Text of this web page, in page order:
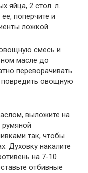
яйца, 2 стол. л.
поперчите и
ложкой.
смесь и
масле до
переворачивать
повредить овощную
выложите на
так, чтобы
Духовку накалите
на 7-10
отбивные